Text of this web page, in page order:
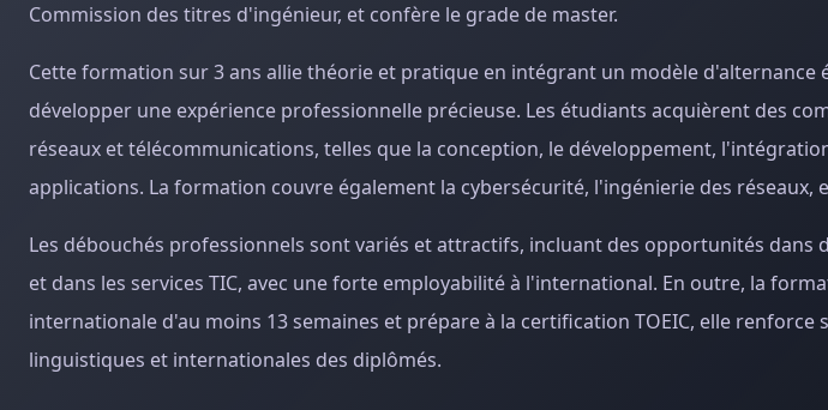
Commission des titres d'ingénieur, et confère le grade de master.
Cette formation sur 3 ans allie théorie et pratique en intégrant un modèle d'alternance
développer une expérience professionnelle précieuse. Les étudiants acquièrent des
réseaux et télécommunications, telles que la conception, le développement,
applications. La formation couvre également la cybersécurité, l'ingénierie des réseaux,
Les débouchés professionnels sont variés et attractifs, incluant des opportunités dans
et dans les services TIC, avec une forte employabilité à l'international. En outre, la
internationale d'au moins 13 semaines et prépare à la certification TOEIC, elle
linguistiques et internationales des diplômés.